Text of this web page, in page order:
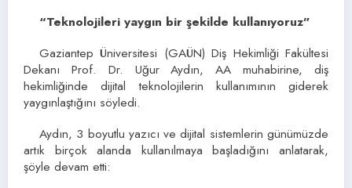
“Teknolojileri yaygın bir şekilde kullanıyoruz”
Gaziantep Üniversitesi (GAÜN) Diş Hekimliği Fakültesi
Dekanı Prof. Dr. Uğur Aydın, AA muhabirine, diş
hekimliğinde dijital teknolojilerin kullanımının giderek
yaygınlaştığını söyledi.
Aydın, 3 boyutlu yazıcı ve dijital sistemlerin günümüzde
artık birçok alanda kullanılmaya başladığını anlatarak,
şöyle devam etti: